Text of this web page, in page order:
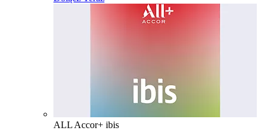
ALL Accor+ ibis